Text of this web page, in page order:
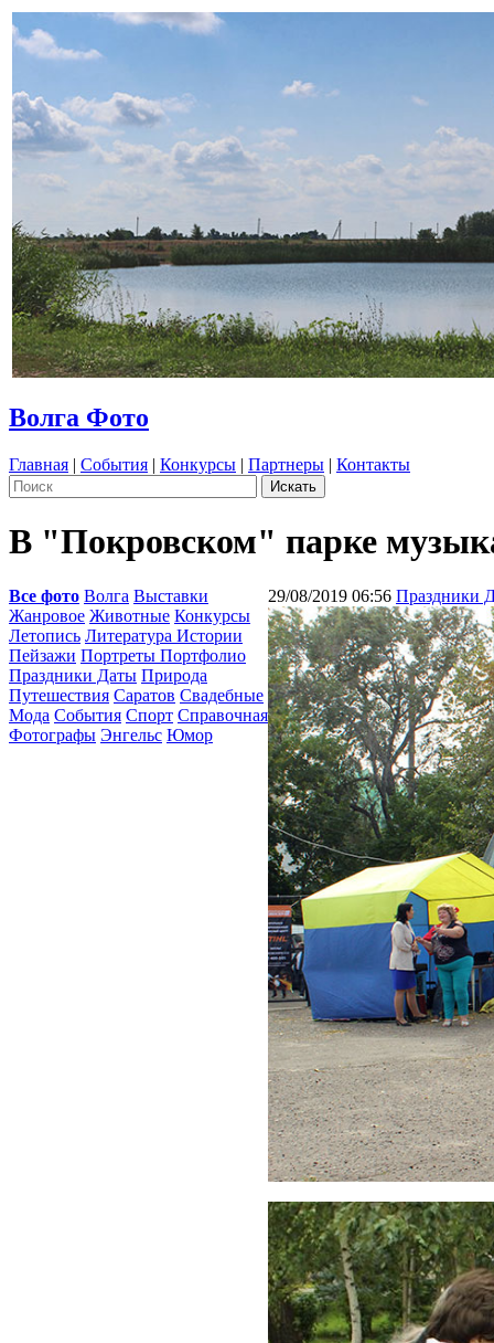
Волга Фото
Главная | События | Конкурсы | Партнеры | Контакты
В "Покровском" парке
Все фото Волга Выставки
Жанровое Животные Конкурсы
Летопись Литература Истории
Пейзажи Портреты Портфолио
Праздники Даты Природа
Путешествия Саратов Свадебные
Мода События Спорт Справочная
Фотографы Энгельс Юмор
29/08/2019 06:56 Праздники